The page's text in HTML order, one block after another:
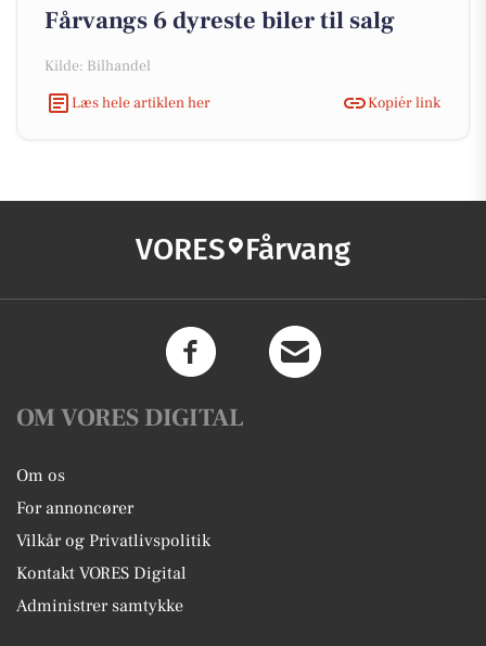
Fårvangs 6 dyreste biler til salg
Kilde: Bilhandel
Læs hele artiklen her
Kopiér link
VORES Fårvang
OM VORES DIGITAL
Om os
For annoncører
Vilkår og Privatlivspolitik
Kontakt VORES Digital
Administrer samtykke